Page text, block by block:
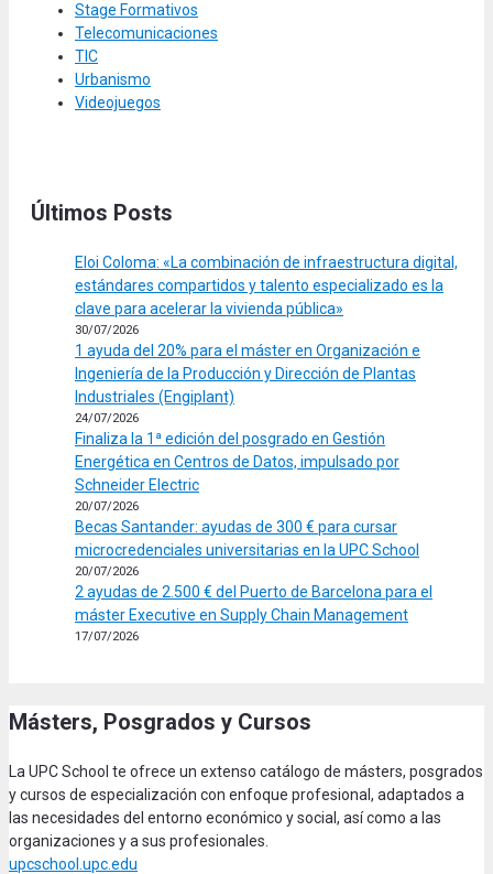
Stage Formativos
Telecomunicaciones
TIC
Urbanismo
Videojuegos
Últimos Posts
Eloi Coloma: «La combinación de infraestructura digital,
estándares compartidos y talento especializado es la
clave para acelerar la vivienda pública»
30/07/2026
1 ayuda del 20% para el máster en Organización e
Ingeniería de la Producción y Dirección de Plantas
Industriales (Engiplant)
24/07/2026
Finaliza la 1ª edición del posgrado en Gestión
Energética en Centros de Datos, impulsado por
Schneider Electric
20/07/2026
Becas Santander: ayudas de 300 € para cursar
microcredenciales universitarias en la UPC School
20/07/2026
2 ayudas de 2.500 € del Puerto de Barcelona para el
máster Executive en Supply Chain Management
17/07/2026
Másters, Posgrados y Cursos
La UPC School te ofrece un extenso catálogo de másters, posgrados
y cursos de especialización con enfoque profesional, adaptados a
las necesidades del entorno económico y social, así como a las
organizaciones y a sus profesionales.
upcschool.upc.edu